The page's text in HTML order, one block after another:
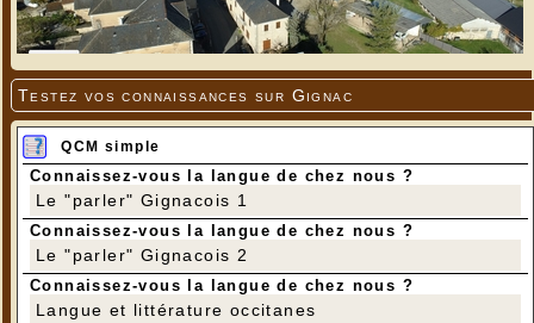
Testez vos connaissances sur Gignac
QCM simple
Connaissez-vous la langue de chez nous ?
Le "parler" Gignacois 1
Connaissez-vous la langue de chez nous ?
Le "parler" Gignacois 2
Connaissez-vous la langue de chez nous ?
Langue et littérature occitanes